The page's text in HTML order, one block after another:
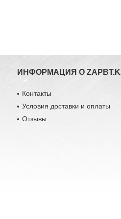
ИНФОРМАЦИЯ О
Контакты
Условия доставки и оплаты
Отзывы